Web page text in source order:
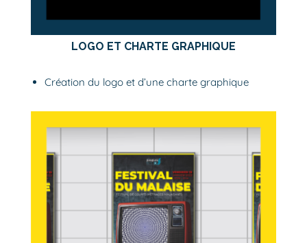
LOGO ET CHARTE GRAPHIQUE
Création du logo et d’une charte graphique